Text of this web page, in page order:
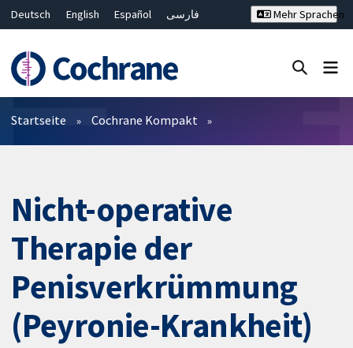
Deutsch English Español
فارسی
Bahasa Malaysia
ไทย
繁體中文
简体中文
Mehr Sprachen
Filter
Startseite Cochrane Kompakt
Nicht-operative
Therapie der
Penisverkrümmung
(Peyronie-Krankheit)